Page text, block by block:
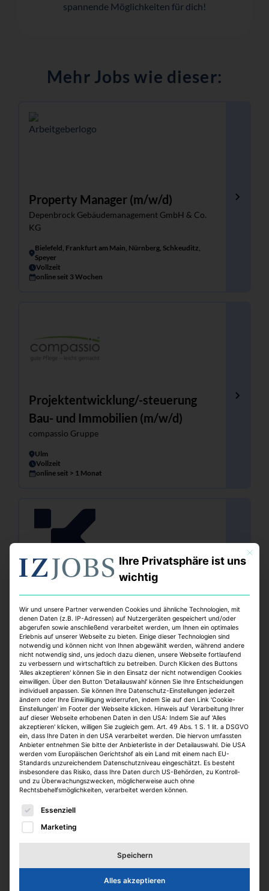
spannende Möglichkeiten für dich!
Mehr Jobs wie dieser:
Property Manager (m/w/d)
Depenbrock Gebäudemanagement GmbH & Co.
KG
Bielefeld, Frankfurt am Main, Nürnberg, Schkeuditz,
Speyer
Vollzeit
online seit 3 Wochen
Projektentwicklung/-steuerung
Bau- und Immobilien (m/w/d)
compassio Gruppe
Ulm
Vollzeit
online seit > 1 Monat
Leasing Manager (m/w/d) / Leasing
Officer (m/w/d)
Klepierre Management Deutschland GmbH
Duisburg
Vollzeit
online seit > 1 Monat
Kaufmännischer
Objektmanager/Property Manager
(m/w/d
Kirchliche Zusatzversorgungskasse Rheinland-
Mit
Ihre Privatsphäre ist uns
wichtig
Wir und unsere Partner verwenden Cookies und ähnliche Technologien, mit
denen Daten (z.B. IP-Adressen) auf Nutzergeräten gespeichert und/oder
abgerufen sowie anschließend verarbeitet werden, um Ihnen ein optimales
Erlebnis auf unserer Webseite zu bieten. Einige dieser Technologien sind
notwendig und können nicht von Ihnen abgewählt werden, während andere
nicht notwendig sind, uns jedoch dazu dienen, unsere Webseite fortlaufend
zu verbessern und wirtschaftlich zu betreiben. Durch Klicken des Buttons
'Alles akzeptieren' können Sie in den Einsatz der nicht notwendigen Cookies
einwilligen. Über den Button 'Detailauswahl' können Sie Ihre Entscheidungen
individuell anpassen. Sie können Ihre Datenschutz-Einstellungen jederzeit
ändern oder Ihre Einwilligung widerrufen, indem Sie auf den Link 'Cookie-
Einstellungen' im Footer der Webseite klicken. Hinweis auf Verarbeitung Ihrer
auf dieser Webseite erhobenen Daten in den USA: Indem Sie auf 'Alles
akzeptieren' klicken, willigen Sie zugleich gem. Art. 49 Abs. 1 S. 1 lit. a DSGVO
ein, dass Ihre Daten in den USA verarbeitet werden. Die hiervon umfassten
Anbieter entnehmen Sie bitte der Anbieterliste in der Detailauswahl. Die USA
werden vom Europäischen Gerichtshof als ein Land mit einem nach EU-
Standards unzureichendem Datenschutzniveau eingeschätzt. Es besteht
insbesondere das Risiko, dass Ihre Daten durch US-Behörden, zu Kontroll-
und zu Überwachungszwecken, möglicherweise auch ohne
Rechtsbehelfsmöglichkeiten, verarbeitet werden können.
Es folgt eine Liste der Service-Gruppen, für die eine
Essenziell
Marketing
Speichern
Alles akzeptieren